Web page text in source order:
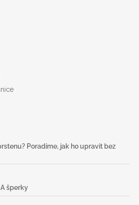
Poradíme, jak ho upravit bez
šperky